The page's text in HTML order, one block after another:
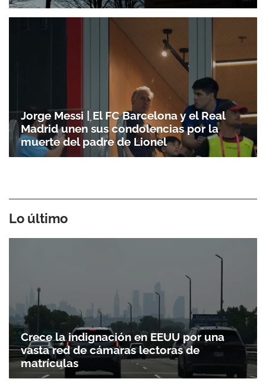
Jorge Messi | El FC Barcelona y el Real
Madrid unen sus condolencias por la
muerte del padre de Lionel
Lo último
Crece la indignación en EEUU por una
vasta red de cámaras lectoras de
matrículas